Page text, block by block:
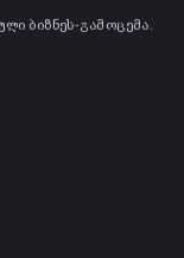
ბიზნეს-გამოცემა.